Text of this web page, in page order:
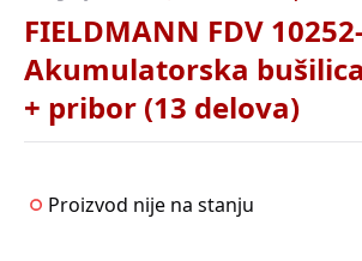
FIELDMANN FDV
Akumulatorska
+ pribor (13 delova)
Proizvod nije na stanju